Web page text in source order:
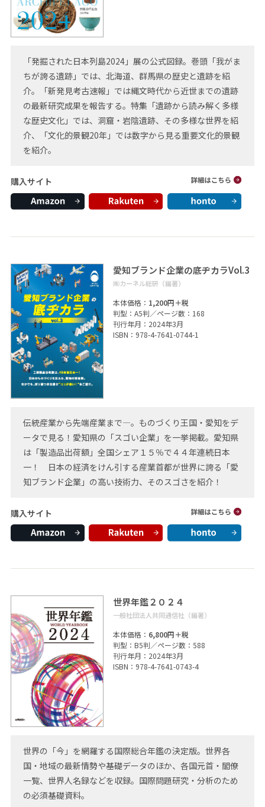
「発掘された日本列島2024」展の公式図録。巻頭「我がま
ちが誇る遺跡」では、北海道、群馬県の歴史と遺跡を紹
介。「新発見考古速報」では縄文時代から近世までの遺跡
の最新研究成果を報告する。特集「遺跡から読み解く多様
な歴史文化」では、洞窟・岩陰遺跡、その多様な世界を紹
介、「文化的景観20年」では数字から見る重要文化的景観
を紹介。
購入サイト
愛知ブランド企業の底ヂカラVol.3
㈱カーネル総研（編著）
本体価格： 1,200円＋税
判型：A5判／ページ数：168
刊行年月：2024年3月
ISBN：978-4-7641-0744-1
伝統産業から先端産業まで―。ものづくり王国・愛知をデ
ータで見る！愛知県の「スゴい企業」を一挙掲載。愛知県
は「製造品出荷額」全国シェア１５％で４４年連続日本
一！ 日本の経済をけん引する産業首都が世界に誇る「愛
知ブランド企業」の高い技術力、そのスゴさを紹介！
購入サイト
世界年鑑２０２４
一般社団法人共同通信社（編著）
本体価格： 6,800円＋税
判型：B5判／ページ数：588
刊行年月：2024年3月
ISBN：978-4-7641-0743-4
世界の「今」を網羅する国際総合年鑑の決定版。世界各
国・地域の最新情勢や基礎データのほか、各国元首・閣僚
一覧、世界人名録などを収録。国際問題研究・分析のため
の必須基礎資料。